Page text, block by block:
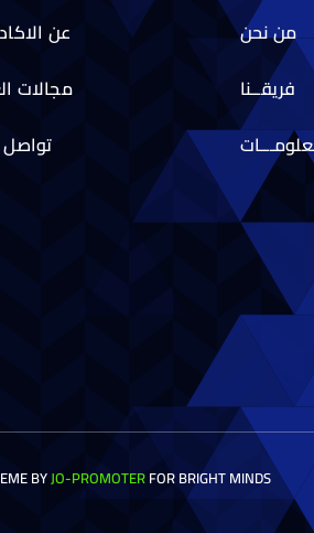
عن
مجالات
تواصل
من نحن
فريقــنا
BYJO-PROMOTERFOR BRIGHT MINDS